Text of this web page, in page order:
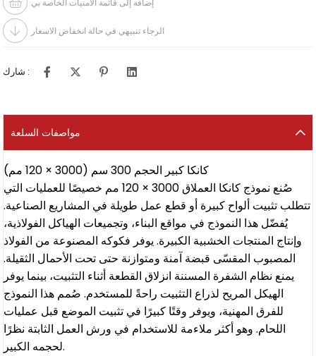
إضافة إلى قائمة الأمنيات الخاصة بي
الرجاء تنبيهي في حالة انخفاض الاسعار
شارك :
مواصفات السلعة
كانكا كبير الحجم 300 سم (3000 × 120 مم)
صُنع نموذج كانكا العملاق 3000 × 120 مم خصيصًا للعمليات التي
تتطلب تثبيت ألواح كبيرة أو قطع عمل طويلة في المشاريع الصناعية.
يُفضّل هذا النموذج في مواقع البناء، وتجميعات الهياكل الفولاذية،
وإنتاج المنتجات الخشبية الكبيرة. يوفر فكوكه المصنوعة من الفولاذ
المصبوب المقسّى قبضة آمنة ومتوازنة حتى تحت الأحمال الثقيلة.
يمنع نظام الشفرة المسننة انزلاق القطعة أثناء التثبيت، بينما يوفر
الهيكل المريح لذراع التثبيت راحةً للمستخدم. صُمم هذا النموذج
للفرق المهنية، ويوفر وقتًا كبيرًا في تثبيت الموضع قبل عمليات
اللحام. وهو أكثر ملاءمة للاستخدام في ورش العمل الثابتة نظرًا
لحجمه الكبير.